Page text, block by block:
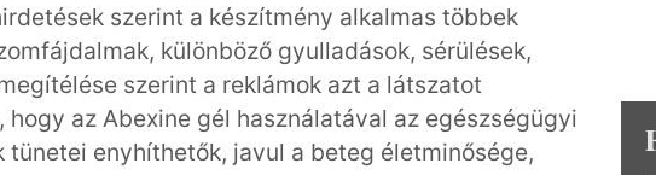
szerint a készítmény alkalmas többek
különböző gyulladások, sérülések,
szerint a reklámok azt a látszatot
az Abexine gél használatával az egészségügyi
tünetei enyhíthetők, javul a beteg életminősége,